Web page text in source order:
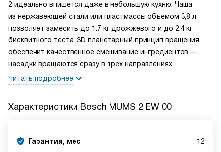
2 идеально впишется даже в небольшую кухню. Чаша
из нержавеющей стали или пластмассы объемом 3,8 л
позволяет замесить до 1.7 кг дрожжевого и до 2.4 кг
бисквитного теста. 3D планетарный принцип вращения
обеспечит качественное смешивание ингредиентов —
насадки вращаются сразу в трех направлениях.
Читать подробнее
Характеристики Bosch MUMS 2 EW 00
Гарантия, мес 12